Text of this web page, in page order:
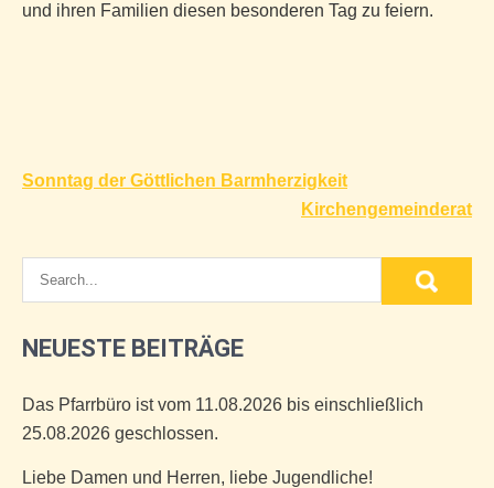
und ihren Familien diesen besonderen Tag zu feiern.
Beitragsnavigation
Sonntag der Göttlichen Barmherzigkeit
Kirchengemeinderat
NEUESTE BEITRÄGE
Das Pfarrbüro ist vom 11.08.2026 bis einschließlich
25.08.2026 geschlossen.
Liebe Damen und Herren, liebe Jugendliche!